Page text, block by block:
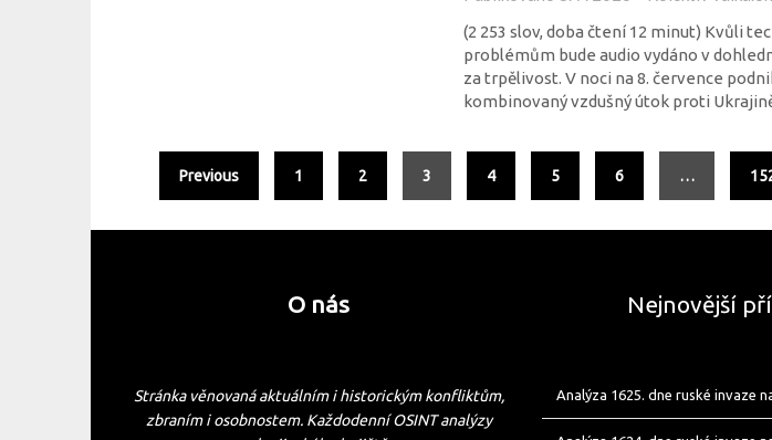
(2 253 slov, doba čtení 12 minut) Kvůli
problémům bude audio vydáno v
za trpělivost. V noci na 8. července
kombinovaný vzdušný útok proti
Previous 1 2 3 4 5 6 …
O nás
Stránka věnovaná aktuálním i historickým konfliktům,
zbraním i osobnostem. Každodenní OSINT analýzy
Nejnovější
Analýza 1625. dne ruské invaze